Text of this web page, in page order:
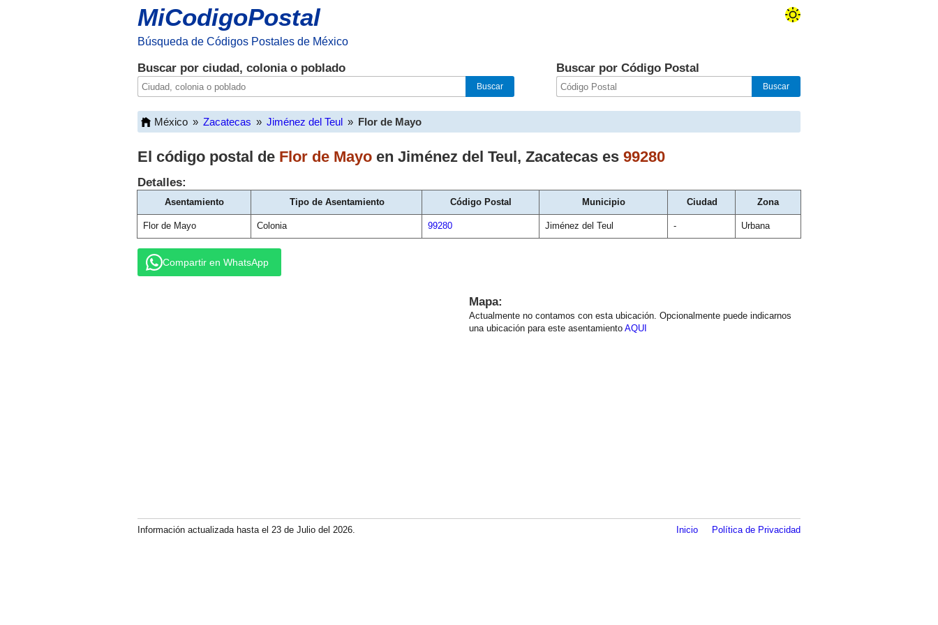
MiCodigoPostal
Búsqueda de Códigos Postales de México
Buscar por ciudad, colonia o poblado Buscar por Código Postal
México » Zacatecas » Jiménez del Teul » Flor de Mayo
El código postal de Flor de Mayo en Jiménez del Teul, Zacatecas es 99280
Detalles:
Asentamiento Tipo de Asentamiento Código Postal Municipio Ciudad Zona
Flor de Mayo Colonia 99280 Jiménez del Teul - Urbana
Compartir en WhatsApp
Mapa:
Actualmente no contamos con esta ubicación. Opcionalmente puede indicarnos
una ubicación para este asentamiento AQUI
Información actualizada hasta el 23 de Julio del 2026. Inicio Política de Privacidad